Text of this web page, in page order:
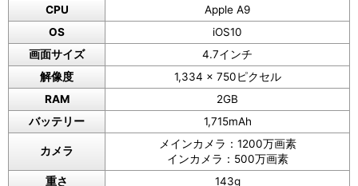
CPU
Apple A9
OS
iOS10
画面サイズ
4.7インチ
解像度
1,334 x 750ピクセル
RAM
2GB
バッテリー
1,715mAh
カメラ
メインカメラ：1200万画素
インカメラ：500万画素
重さ
143g